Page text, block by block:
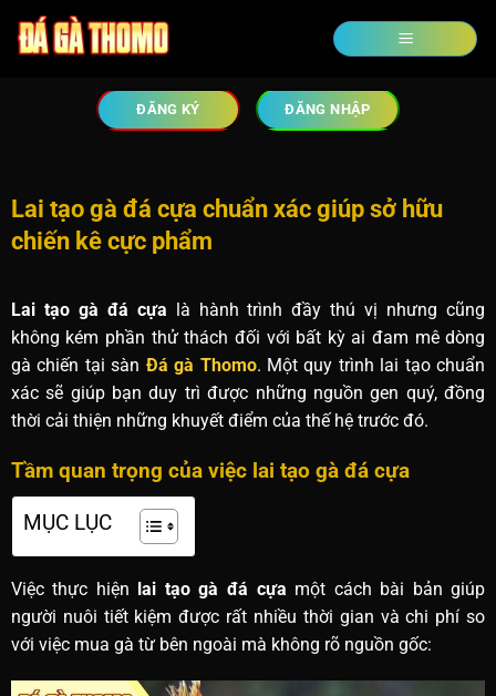
ĐĂNG KÝ ĐĂNG NHẬP
Lai tạo gà đá cựa chuẩn xác giúp sở hữu
chiến kê cực phẩm
Lai tạo gà đá cựa là hành trình đầy thú vị nhưng cũng
không kém phần thử thách đối với bất kỳ ai đam mê dòng
gà chiến tại sàn Đá gà Thomo. Một quy trình lai tạo chuẩn
xác sẽ giúp bạn duy trì được những nguồn gen quý, đồng
thời cải thiện những khuyết điểm của thế hệ trước đó.
Tầm quan trọng của việc lai tạo gà đá cựa
MỤC LỤC
Việc thực hiện lai tạo gà đá cựa một cách bài bản giúp
người nuôi tiết kiệm được rất nhiều thời gian và chi phí so
với việc mua gà từ bên ngoài mà không rõ nguồn gốc: